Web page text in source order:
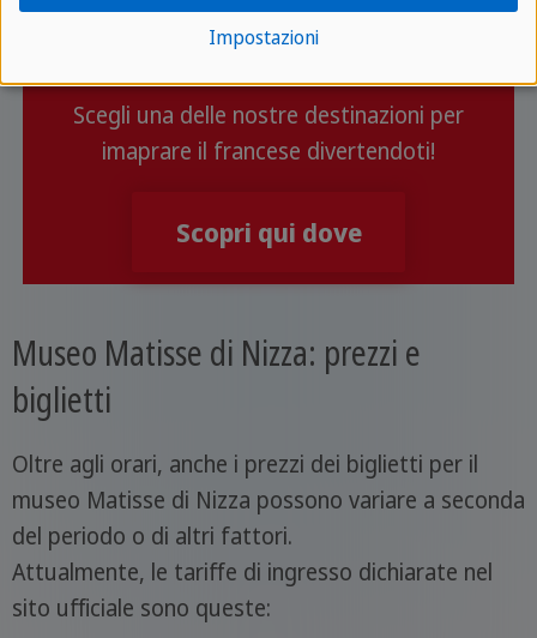
Vuoi imparare il francese?
Scegli una delle nostre destinazioni per
imaprare il francese divertendoti!
Scopri qui dove
Museo Matisse di Nizza: prezzi e
biglietti
Oltre agli orari, anche i prezzi dei biglietti per il
museo Matisse di Nizza possono variare a seconda
del periodo o di altri fattori.
Attualmente, le tariffe di ingresso dichiarate nel
sito ufficiale sono queste:
Impostazioni